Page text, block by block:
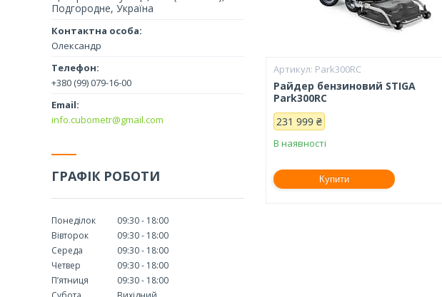
Park300RC
Райдер бензиновий STIGA
Park300RC
231 999 ₴
В наявності
Купити
Подгородне, Україна
Олександр
+380 (99) 079-16-00
info.cubometr@gmail.com
ГРАФІК РОБОТИ
Понеділок 09:30
18:00
Вівторок
09:30
18:00
Середа
09:30
18:00
Четвер
09:30
18:00
Пʼятниця
09:30
18:00